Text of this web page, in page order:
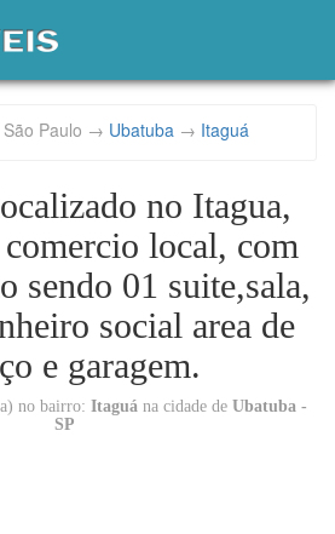
Paulo → Ubatuba → Itaguá
no Itagua,
local, com
sendo 01 suite,sala,
social area de
e garagem.
no bairro: Itaguána cidade de Ubatuba -
SP